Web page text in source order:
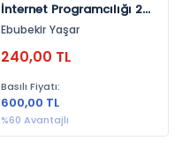
İnternet Programcılığı 2
Ebubekir Yaşar
Ebubekir Yaşar
240,00 TL
Basılı Fiyatı:
600,00 TL
%60 Avantajlı